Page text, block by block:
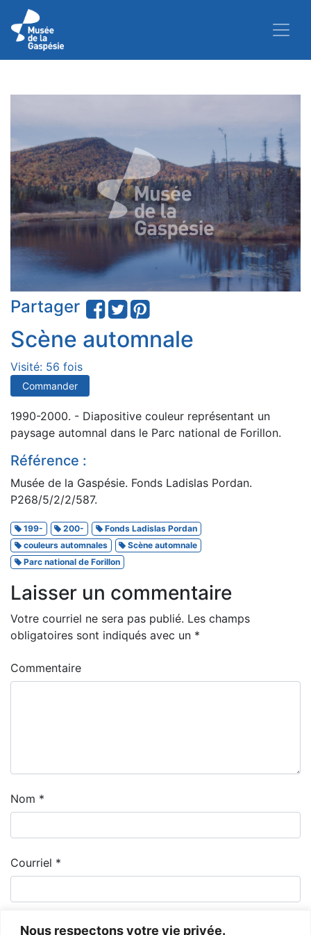
Nous respectons votre vie privée.
Partager
Scène automnale
Visité: 56 fois
Commander
1990-2000. - Diapositive couleur représentant un
paysage automnal dans le Parc national de Forillon.
Référence :
Musée de la Gaspésie. Fonds Ladislas Pordan.
P268/5/2/2/587.
199- 200-
Fonds Ladislas Pordan
couleurs automnales
Scène automnale
Parc national de Forillon
Laisser un commentaire
Votre courriel ne sera pas publié. Les champs
obligatoires sont indiqués avec un *
Commentaire
Nom *
Courriel *